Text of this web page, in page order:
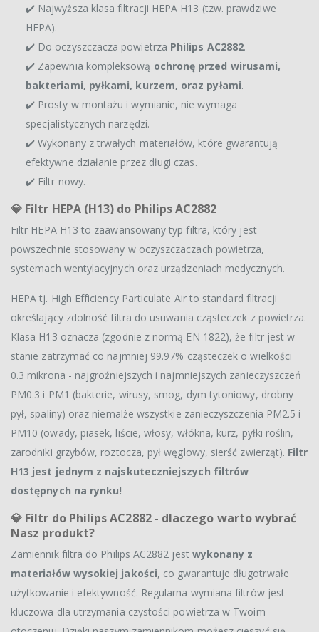
✔️ Najwyższa klasa filtracji HEPA H13 (tzw. prawdziwe
HEPA).
✔️ Do oczyszczacza powietrza Philips AC2882.
✔️ Zapewnia kompleksową ochronę przed wirusami,
bakteriami, pyłkami, kurzem, oraz pyłami.
✔️ Prosty w montażu i wymianie, nie wymaga
specjalistycznych narzędzi.
✔️ Wykonany z trwałych materiałów, które gwarantują
efektywne działanie przez długi czas.
✔️ Filtr nowy.
💎 Filtr HEPA (H13) do Philips AC2882
Filtr HEPA H13 to zaawansowany typ filtra, który jest
powszechnie stosowany w oczyszczaczach powietrza,
systemach wentylacyjnych oraz urządzeniach medycznych.
HEPA tj. High Efficiency Particulate Air to standard filtracji
określający zdolność filtra do usuwania cząsteczek z powietrza.
Klasa H13 oznacza (zgodnie z normą EN 1822), że filtr jest w
stanie zatrzymać co najmniej 99.97% cząsteczek o wielkości
0.3 mikrona - najgroźniejszych i najmniejszych zanieczyszczeń
PM0.3 i PM1 (bakterie, wirusy, smog, dym tytoniowy, drobny
pył, spaliny) oraz niemalże wszystkie zanieczyszczenia PM2.5 i
PM10 (owady, piasek, liście, włosy, włókna, kurz, pyłki roślin,
zarodniki grzybów, roztocza, pył węglowy, sierść zwierząt). Filtr
H13 jest jednym z najskuteczniejszych filtrów
dostępnych na rynku!
💎 Filtr do Philips AC2882 - dlaczego warto wybrać
Nasz produkt?
Zamiennik filtra do Philips AC2882 jest wykonany z
materiałów wysokiej jakości, co gwarantuje długotrwałe
użytkowanie i efektywność. Regularna wymiana filtrów jest
kluczowa dla utrzymania czystości powietrza w Twoim